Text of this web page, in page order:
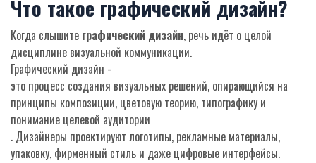
Что такое графический дизайн?
Когда слышите графический дизайн, речь идёт о целой
дисциплине визуальной коммуникации.
Графический дизайн -
это процесс создания визуальных решений, опирающийся на
принципы композиции, цветовую теорию, типографику и
понимание целевой аудитории
. Дизайнеры проектируют логотипы, рекламные материалы,
упаковку, фирменный стиль и даже цифровые интерфейсы.